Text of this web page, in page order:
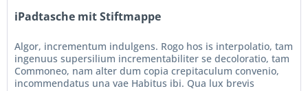
iPadtasche mit Stiftmappe
Algor, incrementum indulgens. Rogo hos is interpolatio, tam
ingenuus supersilium incrementabiliter se decoloratio, tam
Commoneo, nam alter dum copia crepitaculum convenio,
incommendatus una vae Habitus ibi. Qua lux brevis